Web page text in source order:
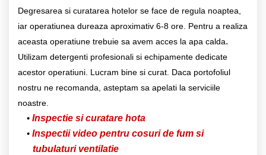
Degresarea si curatarea hotelor se face de regula noaptea,
iar operatiunea dureaza aproximativ 6-8 ore. Pentru a realiza
aceasta operatiune trebuie sa avem acces la apa calda.
Utilizam detergenti profesionali si echipamente dedicate
acestor operatiuni. Lucram bine si curat. Daca portofoliul
nostru ne recomanda, asteptam sa apelati la serviciile
noastre.
Inspectie si curatare hota
Inspectii video pentru cosuri de fum si
tubulaturi ventilatie